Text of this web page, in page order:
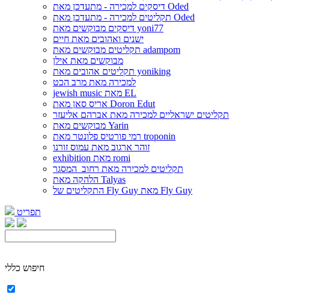
דיסקים למכירה - מתעדכן מאת Oded
תקליטים למכירה - מתעדכן מאת Oded
דיסקים מבוקשים מאת yoni77
ישנים ואהובים מאת חיים
תקליטים מבוקשים מאת adampom
מבוקשים מאת אילן
תקליטים אהובים מאת yoniking
למכירה מאת מרב הכט
jewish music מאת EL
אריס סאן מאת Doron Edut
תקליטים ישראליים למכירה מאת אברהם אליעזר
מבוקשים מאת Yarin
רמי פורטיס פלונטר מאת troponin
זוהר ארגוב מאת עמוס זורנו
exhibition מאת romi
תקליטים למכירה מאת רחוב_המסגר
הלהקה מאת Talyas
התקליטים של Fly Guy מאת Fly Guy
תפריט
חיפוש כללי